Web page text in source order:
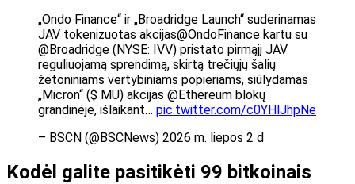
„Ondo Finance“ ir „Broadridge Launch“ suderinamas
JAV tokenizuotas akcijas@OndoFinance kartu su
@Broadridge (NYSE: IVV) pristato pirmąjį JAV
reguliuojamą sprendimą, skirtą trečiųjų šalių
žetoniniams vertybiniams popieriams, siūlydamas
„Micron“ ($ MU) akcijas @Ethereum blokų
grandinėje, išlaikant… pic.twitter.com/c0YHlJhpNe
– BSCN (@BSCNews) 2026 m. liepos 2 d
Kodėl galite pasitikėti 99 bitkoinais